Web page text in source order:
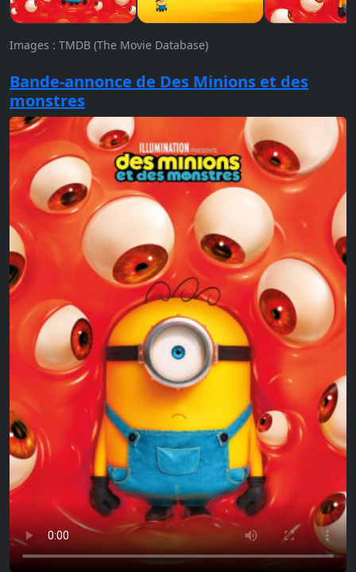
Images : TMDB (The Movie Database)
Bande-annonce de Des Minions et des
monstres